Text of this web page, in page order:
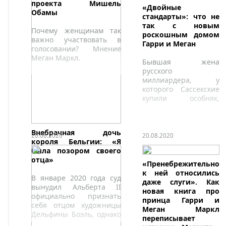
проекта Мишель
Обамы
Почему женщинам так
важно участвовать в
голосовании? Мнение
Меган Маркл.
Внебрачная дочь
короля Бельгии: «Я
была позором своего
отца»
В январе 2020 года суд
вынудил Альберта II
официально признать
себя отцом художницы
Дельфины Боэль, однако
до недавнего времени
«Двойные
стандарты»: что не
так с новым
роскошным домом
Гарри и Меган
Бывшая жена
русского
миллиардера, у
которого Сассекские
купили особняк,
20.08.2020 20.08.2020
«Пренебрежительно
к ней относились
даже слуги». Как
новая книга про
принца Гарри и
Меган Маркл
переписывает